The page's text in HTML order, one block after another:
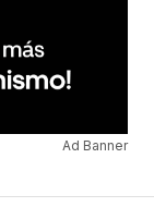
Ad Banner